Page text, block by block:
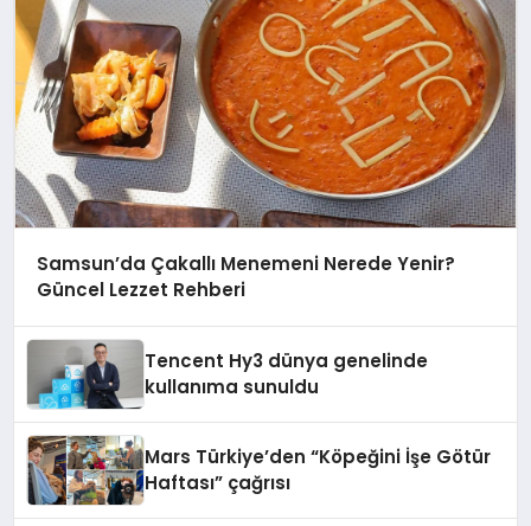
Samsun’da Çakallı Menemeni Nerede Yenir?
Güncel Lezzet Rehberi
Tencent Hy3 dünya genelinde
kullanıma sunuldu
Mars Türkiye’den “Köpeğini İşe Götür
Haftası” çağrısı